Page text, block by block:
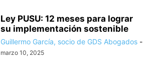
Ley PUSU: 12 meses para lograr
su implementación sostenible
Guillermo García, socio de GDS Abogados -
marzo 10, 2025